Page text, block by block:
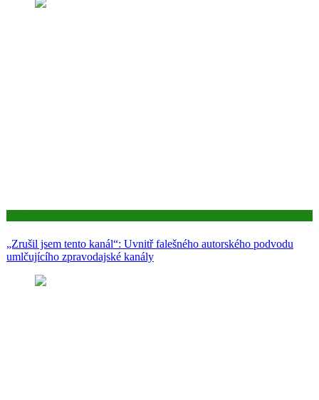
„Zrušil jsem tento kanál“: Uvnitř falešného autorského podvodu
umlčujícího zpravodajské kanály